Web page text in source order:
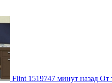
Flint 1519747 минут назад От